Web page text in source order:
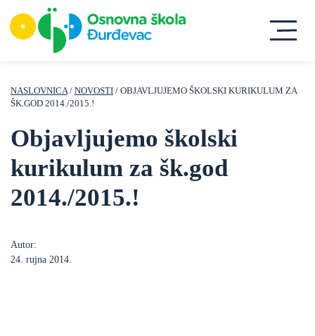
NASLOVNICA/ NOVOSTI / OBJAVLJUJEMO ŠKOLSKI KURIKULUM ZA
ŠK.GOD 2014./2015.!
Objavljujemo školski
kurikulum za šk.god
2014./2015.!
Autor:
24. rujna 2014.